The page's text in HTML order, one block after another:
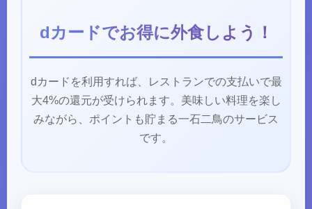
dカードでお得に外食しよう！
dカードを利用すれば、レストランでの支払いで最
大4%の還元が受けられます。美味しい料理を楽し
みながら、ポイントも貯まる一石二鳥のサービス
です。